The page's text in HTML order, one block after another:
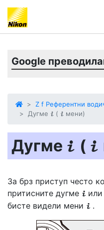
Google
Z f Референтни
Дугме i ( i мени)
Дугме i ( i
За брз приступ често
притисните дугме i
бисте видели мени i .